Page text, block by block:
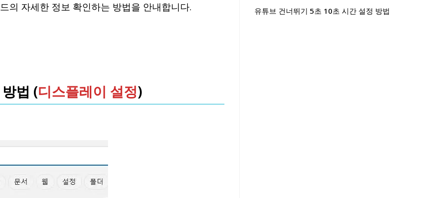
의 자세한 정보 확인하는 방법을 안내합니다.
법 (디스플레이 설정)
유튜브 건너뛰기 5초 10초 시간 설정 방법